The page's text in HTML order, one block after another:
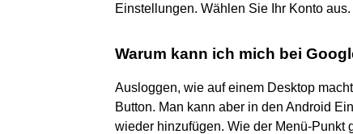
Einstellungen. Wählen Sie Ihr Konto
Warum kann ich mich bei
Ausloggen, wie auf einem Desktop
Button. Man kann aber in den Android
wieder hinzufügen. Wie der Menü-Punkt